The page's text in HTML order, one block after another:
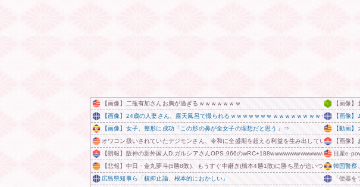
【画像】二瓶有加さんお胸が過ぎるｗｗｗｗｗｗｗ
【画像】24歳の人妻さん、露天風呂で撮られるｗｗｗｗｗｗｗｗｗｗｗｗｗｗｗｗｗ
【画像】女子、整形に成功「この形の鼻が全女子の理想だと思う」⇒
オワコン扱いされていたデジモンさん、令和に全盛期を超える利益を生み出していた
【朗報】阪神の新外国人D.ガルシアさんOPS.966の
【悲報】中日・金丸夢斗(5勝8敗)、もうすぐ中継ぎ(橋本4勝1敗)に勝ち星が追いつかれるｗｗ
広島県知事ら「核抑止論、根本的におかしい」
【画像
【画像
【動画
【画像
日産e-
韓国警察
「便器